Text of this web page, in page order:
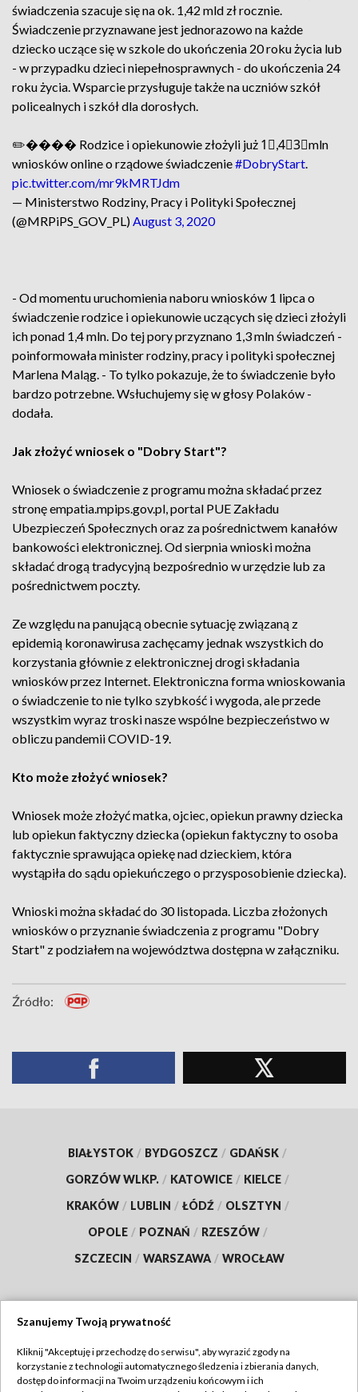
świadczenia szacuje się na ok. 1,42 mld zł rocznie.
Świadczenie przyznawane jest jednorazowo na każde
dziecko uczące się w szkole do ukończenia 20 roku życia lub
- w przypadku dzieci niepełnosprawnych - do ukończenia 24
roku życia. Wsparcie przysługuje także na uczniów szkół
policealnych i szkół dla dorosłych.
✏️���� Rodzice i opiekunowie złożyli już 1⃣,4⃣3⃣mln
wniosków online o rządowe świadczenie#DobryStart.
pic.twitter.com/mr9kMRTJdm
— Ministerstwo Rodziny, Pracy i Polityki Społecznej
(@MRPiPS_GOV_PL)August 3, 2020
- Od momentu uruchomienia naboru wniosków 1 lipca o
świadczenie rodzice i opiekunowie uczących się dzieci złożyli
ich ponad 1,4 mln. Do tej pory przyznano 1,3 mln świadczeń -
poinformowała minister rodziny, pracy i polityki społecznej
Marlena Maląg. - To tylko pokazuje, że to świadczenie było
bardzo potrzebne. Wsłuchujemy się w głosy Polaków -
dodała.
Jak złożyć wniosek o "Dobry Start"?
Wniosek o świadczenie z programu można składać przez
stronę empatia.mpips.gov.pl, portal PUE Zakładu
Ubezpieczeń Społecznych oraz za pośrednictwem kanałów
bankowości elektronicznej. Od sierpnia wnioski można
składać drogą tradycyjną bezpośrednio w urzędzie lub za
pośrednictwem poczty.
Ze względu na panującą obecnie sytuację związaną z
epidemią koronawirusa zachęcamy jednak wszystkich do
korzystania głównie z elektronicznej drogi składania
wniosków przez Internet. Elektroniczna forma wnioskowania
o świadczenie to nie tylko szybkość i wygoda, ale przede
wszystkim wyraz troski nasze wspólne bezpieczeństwo w
obliczu pandemii COVID-19.
Kto może złożyć wniosek?
Wniosek może złożyć matka, ojciec, opiekun prawny dziecka
lub opiekun faktyczny dziecka (opiekun faktyczny to osoba
faktycznie sprawująca opiekę nad dzieckiem, która
wystąpiła do sądu opiekuńczego o przysposobienie dziecka).
Wnioski można składać do 30 listopada. Liczba złożonych
wniosków o przyznanie świadczenia z programu "Dobry
Start" z podziałem na województwa dostępna w załączniku.
Źródło:
BIAŁYSTOK / BYDGOSZCZ / GDAŃSK /
GORZÓW WLKP. / KATOWICE / KIELCE /
KRAKÓW / LUBLIN / ŁÓDŹ / OLSZTYN /
OPOLE / POZNAŃ / RZESZÓW /
SZCZECIN / WARSZAWA / WROCŁAW
TVP
Szanujemy Twoją prywatność
Kliknij "Akceptuję i przechodzę do serwisu", aby wyrazić zgody na
korzystanie z technologii automatycznego śledzenia i zbierania danych,
dostęp do informacji na Twoim urządzeniu końcowym i ich